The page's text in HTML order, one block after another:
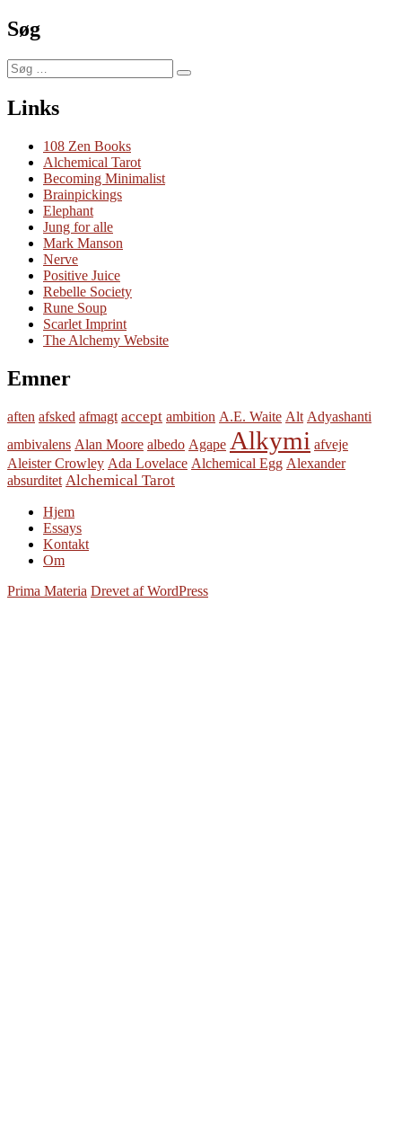
Søg
Søg
efter:
Søg
Links
108 Zen Books
Alchemical Tarot
Becoming Minimalist
Brainpickings
Elephant
Jung for alle
Mark Manson
Nerve
Positive Juice
Rebelle Society
Rune Soup
Scarlet Imprint
The Alchemy Website
Emner
aften afsked afmagt accept ambition A.E. Waite Alt Adyashanti
ambivalens Alan Moore albedo Agape Alkymi afveje
Aleister Crowley Ada Lovelace Alchemical Egg Alexander
absurditet Alchemical Tarot
Hjem
Essays
Kontakt
Om
Prima Materia Drevet af WordPress